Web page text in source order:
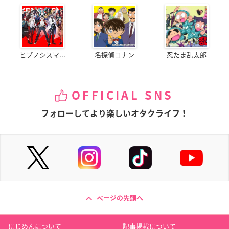
ヒプノシスマ... 名探偵コナン 忍たま乱太郎
OFFICIAL SNS
フォローしてより楽しいオタクライフ！
ページの先頭へ
にじめんについて 記事掲載について